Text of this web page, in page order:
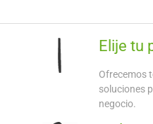
Elije tu
Ofrecemos
soluciones
negocio.